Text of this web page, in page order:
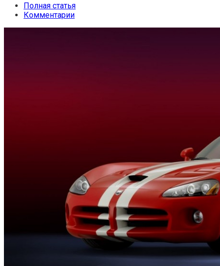
Полная статья
Комментарии